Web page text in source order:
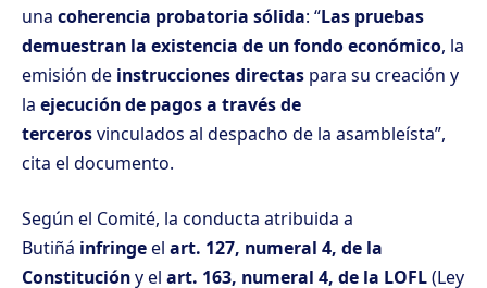
una coherencia probatoria sólida: “Las pruebas
demuestran la existencia de un fondo económico, la
emisión de instrucciones directas para su creación y
la ejecución de pagos a través de
tercerosvinculados al despacho de la asambleísta”,
cita el documento.
Según el Comité, la conducta atribuida a
Butiñá infringeel art. 127, numeral 4, de la
Constitucióny el art. 163, numeral 4, de la LOFL(Ley